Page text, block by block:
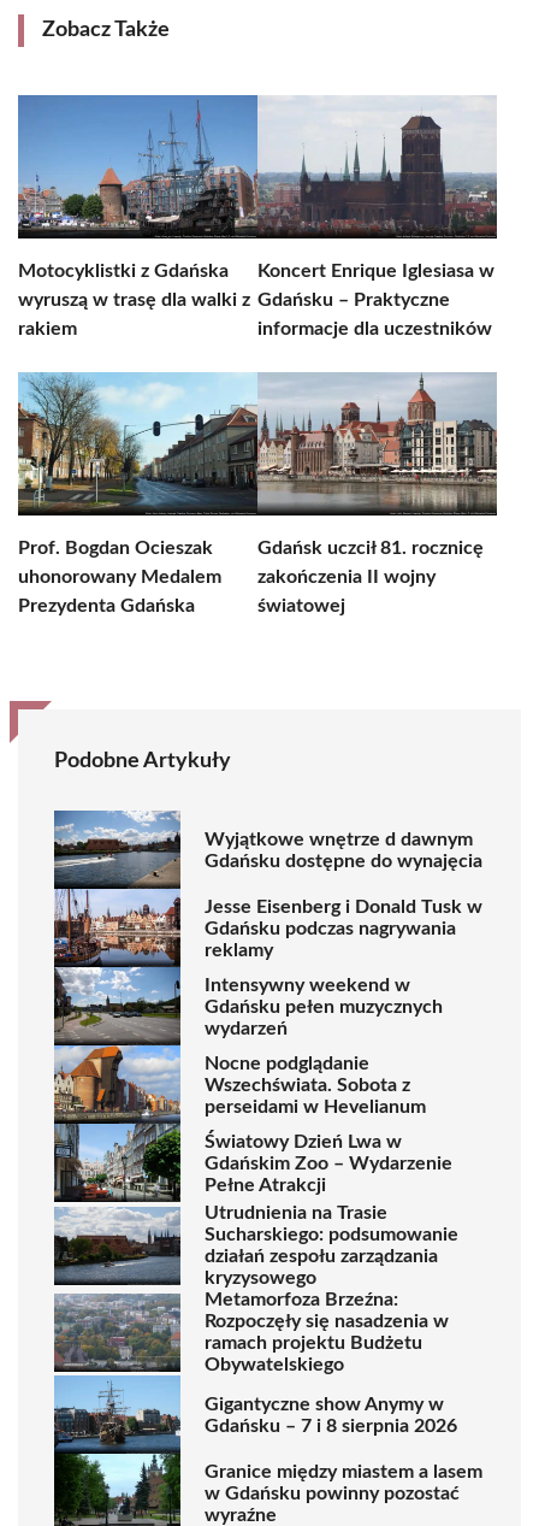
Zobacz Także
Motocyklistki z Gdańska
wyruszą w trasę dla walki z
rakiem
Koncert Enrique Iglesiasa w
Gdańsku – Praktyczne
informacje dla uczestników
Prof. Bogdan Ocieszak
uhonorowany Medalem
Prezydenta Gdańska
Gdańsk uczcił 81. rocznicę
zakończenia II wojny
światowej
Podobne Artykuły
Wyjątkowe wnętrze d dawnym
Gdańsku dostępne do wynajęcia
Jesse Eisenberg i Donald Tusk w
Gdańsku podczas nagrywania
reklamy
Intensywny weekend w
Gdańsku pełen muzycznych
wydarzeń
Nocne podglądanie
Wszechświata. Sobota z
perseidami w Hevelianum
Światowy Dzień Lwa w
Gdańskim Zoo – Wydarzenie
Pełne Atrakcji
Utrudnienia na Trasie
Sucharskiego: podsumowanie
działań zespołu zarządzania
kryzysowego
Metamorfoza Brzeźna:
Rozpoczęły się nasadzenia w
ramach projektu Budżetu
Obywatelskiego
Gigantyczne show Anymy w
Gdańsku – 7 i 8 sierpnia 2026
Granice między miastem a lasem
w Gdańsku powinny pozostać
wyraźne